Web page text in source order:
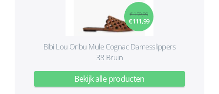
€ 159,99
€ 111,99
Bibi Lou Oribu Mule Cognac Damesslippers
38 Bruin
Bekijk alle producten